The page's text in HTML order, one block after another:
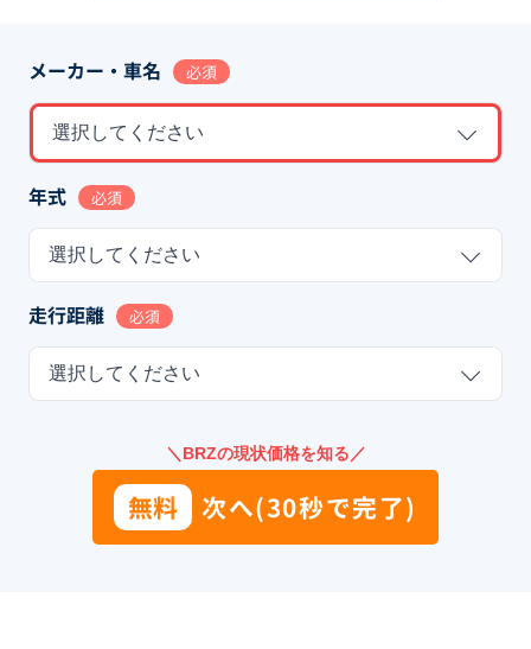
メーカー・車名 必須
選択してください
年式 必須
選択してください
走行距離 必須
選択してください
＼BRZの現状価格を知る／
無料 次へ(30秒で完了)